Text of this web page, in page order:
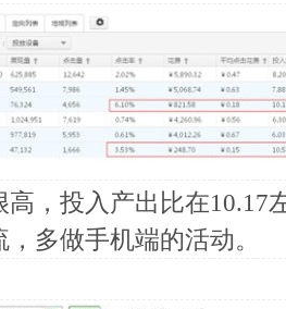
，投入产出比在10.17
多做手机端的活动。